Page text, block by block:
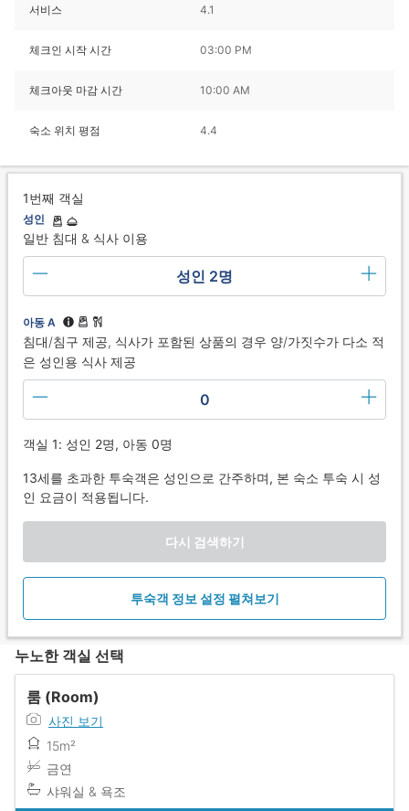
서비스 4.1
체크인 시작 시간 03:00 PM
체크아웃 마감 시간 10:00 AM
숙소 위치 평점 4.4
1번째 객실
성인
일반 침대 & 식사 이용
성인 2명
아동 A
침대/침구 제공, 식사가 포함된 상품의 경우 양/가짓수가 다소 적
은 성인용 식사 제공
0
객실 1: 성인 2명, 아동 0명
13세를 초과한 투숙객은 성인으로 간주하며, 본 숙소 투숙 시 성
인 요금이 적용됩니다.
다시 검색하기
투숙객 정보 설정 펼쳐보기
누노한 객실 선택
룸 (Room)
사진 보기
15m²
금연
샤워실 & 욕조